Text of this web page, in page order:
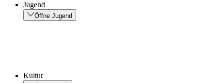
Jugend
Öffne Jugend
Kultur